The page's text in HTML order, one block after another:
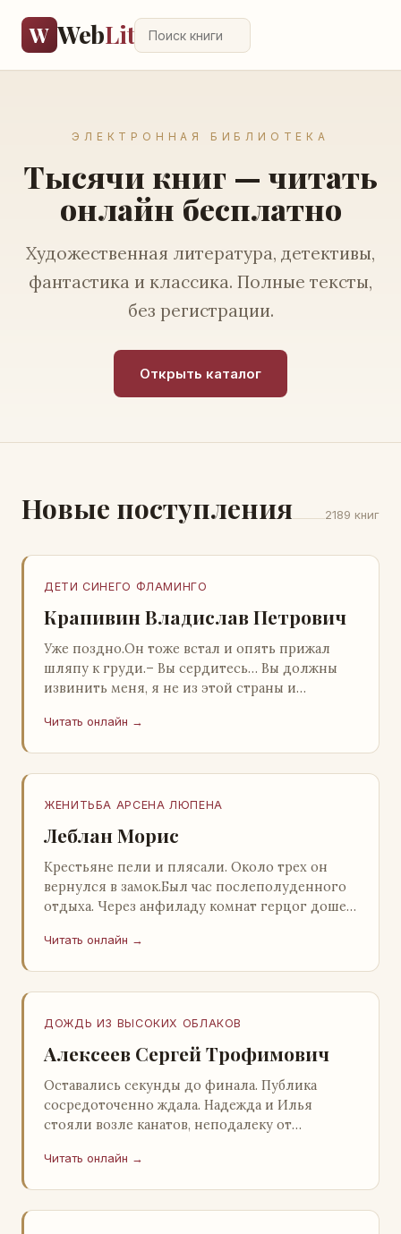
W WebLit
ЭЛЕКТРОННАЯ БИБЛИОТЕКА
Тысячи книг — читать
онлайн бесплатно
Художественная литература, детективы,
фантастика и классика. Полные тексты,
без регистрации.
Открыть каталог
Новые поступления 2189 книг
ДЕТИ СИНЕГО ФЛАМИНГО
Крапивин Владислав Петрович
Уже поздно.Он тоже встал и опять прижал
шляпу к груди.– Вы сердитесь… Вы должны
извинить меня, я не из этой страны и
прошу: выс…
Читать онлайн →
ЖЕНИТЬБА АРСЕНА ЛЮПЕНА
Леблан Морис
Крестьяне пели и плясали. Около трех он
вернулся в замок.Был час послеполуденного
отдыха. Через анфиладу комнат герцог дошел
во…
Читать онлайн →
ДОЖДЬ ИЗ ВЫСОКИХ ОБЛАКОВ
Алексеев Сергей Трофимович
Оставались секунды до финала. Публика
сосредоточенно ждала. Надежда и Илья
стояли возле канатов, неподалеку от
прочей публики, …
Читать онлайн →